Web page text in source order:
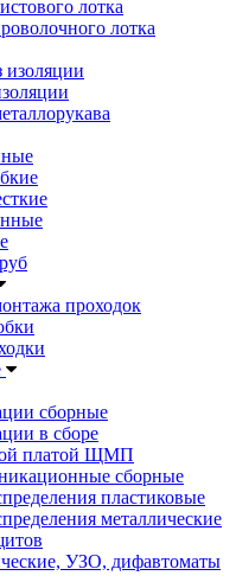
лотка
лотка
изоляции
проходок
сборные
в сборе
платой ЩМП
сборные
пластиковые
металлические
УЗО, дифавтоматы